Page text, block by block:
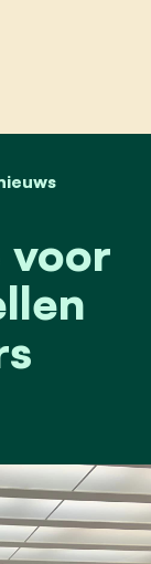
voor
voor